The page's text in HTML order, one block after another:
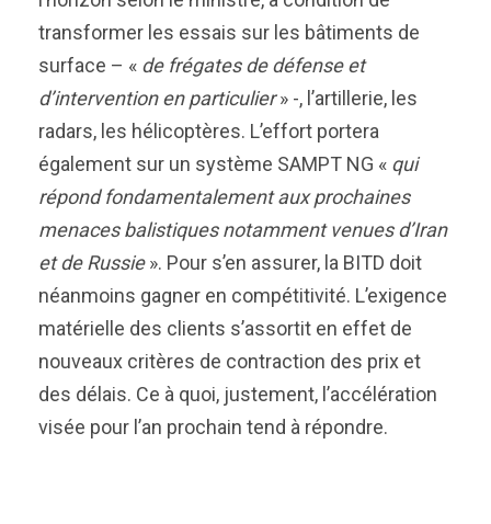
transformer les essais sur les bâtiments de
surface – « de frégates de défense et
d’intervention en particulier» -, l’artillerie, les
radars, les hélicoptères. L’effort portera
également sur un système SAMPT NG « qui
répond fondamentalement aux prochaines
menaces balistiques notamment venues d’Iran
et de Russie». Pour s’en assurer, la BITD doit
néanmoins gagner en compétitivité. L’exigence
matérielle des clients s’assortit en effet de
nouveaux critères de contraction des prix et
des délais. Ce à quoi, justement, l’accélération
visée pour l’an prochain tend à répondre.